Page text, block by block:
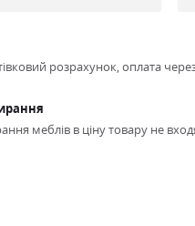
розрахунок, оплата
меблів в ціну товару не